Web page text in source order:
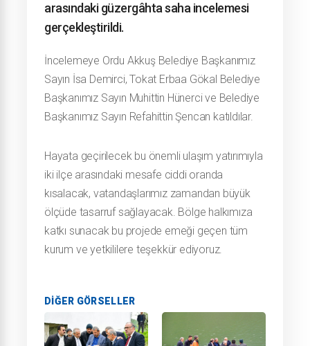
arasındaki güzergâhta saha incelemesi
gerçekleştirildi.
İncelemeye Ordu Akkuş Belediye Başkanımız
Sayın İsa Demirci, Tokat Erbaa Gökal Belediye
Başkanımız Sayın Muhittin Hünerci ve Belediye
Başkanımız Sayın Refahittin Şencan katıldılar.
Hayata geçirilecek bu önemli ulaşım yatırımıyla
iki ilçe arasındaki mesafe ciddi oranda
kısalacak, vatandaşlarımız zamandan büyük
ölçüde tasarruf sağlayacak. Bölge halkımıza
katkı sunacak bu projede emeği geçen tüm
kurum ve yetkililere teşekkür ediyoruz.
DIĞER GÖRSELLER